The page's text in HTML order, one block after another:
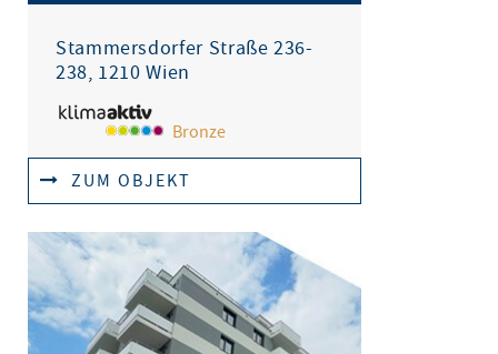
Stammersdorfer Straße 236-
238, 1210 Wien
Bronze
ZUM OBJEKT